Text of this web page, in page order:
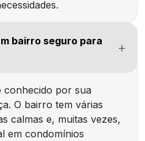
bairro seguro para
conhecido por sua
O bairro tem várias
calmas e, muitas vezes,
em condomínios